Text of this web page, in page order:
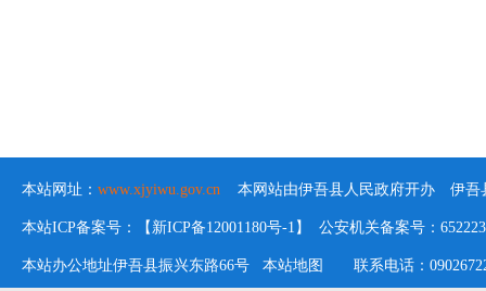
本站网址： www.xjyiwu.gov.cn 本网站由伊吾县人民政府开办 伊吾
本站ICP备案号：【新ICP备12001180号-1】 公安机关备案号：
本站办公地址伊吾县振兴东路66号 本站地图 联系电话：